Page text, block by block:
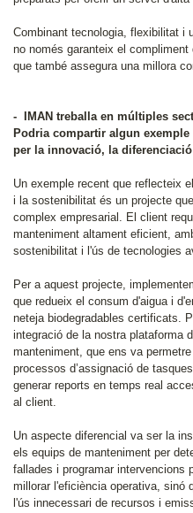
Combinant tecnologia, flexibilitat i
no només garanteix el
que també assegura una millora
- IMAN treballa en múltiples
Podria compartir algun
per la innovació, la
Un exemple recent que reflecteix
i la sostenibilitat és un projecte
complex empresarial. El client
manteniment altament eficient,
sostenibilitat i l'ús de tecnologies
Per a aquest projecte,
que redueix el consum d'aigua i
neteja biodegradables certificats.
integració de la nostra plataforma
manteniment, que ens va
processos d’assignació de
generar reports en temps real
al client.
Un aspecte diferencial va ser la
els equips de manteniment per
fallades i programar intervencions
millorar l'eficiència operativa, sinó
l'ús innecessari de recursos i